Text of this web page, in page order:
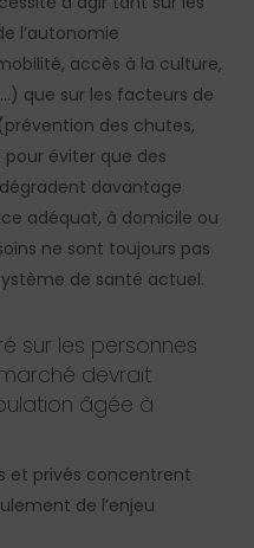
l’autonomie
accès à la culture,
que sur les facteurs de
des chutes,
éviter que des
davantage
adéquat, à domicile ou
ne sont toujours pas
de santé actuel.
sur les personnes
devrait
âgée à
et privés concentrent
de l’enjeu